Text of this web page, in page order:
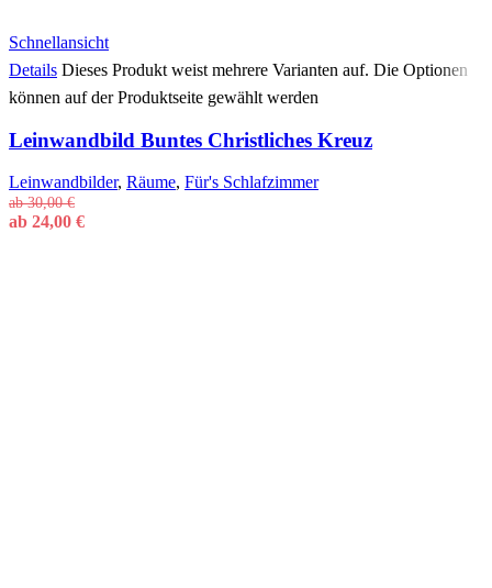
Schnellansicht
Details Dieses Produkt weist mehrere Varianten auf. Die Optionen
können auf der Produktseite gewählt werden
Leinwandbild Buntes Christliches Kreuz
Leinwandbilder, Räume, Für's Schlafzimmer
ab30,00€
ab 24,00 €